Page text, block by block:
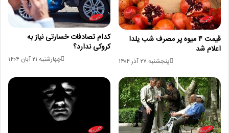
کدام تصادفات خسارتی نیاز به
کروکی ندارد؟
چهارشنبه ۲۱ آبان ۱۴۰۴
قیمت ۴ میوه پر مصرف شب یلدا
اعلام شد
پنجشنبه ۲۷ آذر ۱۴۰۴